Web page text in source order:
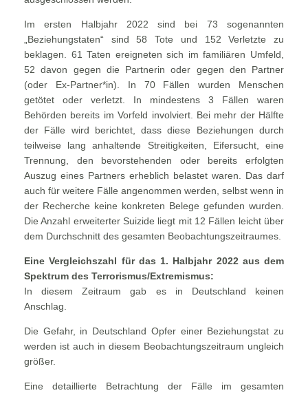
Im ersten Halbjahr 2022 sind bei 73 sogenannten
„Beziehungstaten“ sind 58 Tote und 152 Verletzte zu
beklagen. 61 Taten ereigneten sich im familiären Umfeld,
52 davon gegen die Partnerin oder gegen den Partner
(oder Ex-Partner*in). In 70 Fällen wurden Menschen
getötet oder verletzt. In mindestens 3 Fällen waren
Behörden bereits im Vorfeld involviert. Bei mehr der Hälfte
der Fälle wird berichtet, dass diese Beziehungen durch
teilweise lang anhaltende Streitigkeiten, Eifersucht, eine
Trennung, den bevorstehenden oder bereits erfolgten
Auszug eines Partners erheblich belastet waren. Das darf
auch für weitere Fälle angenommen werden, selbst wenn in
der Recherche keine konkreten Belege gefunden wurden.
Die Anzahl erweiterter Suizide liegt mit 12 Fällen leicht über
dem Durchschnitt des gesamten Beobachtungszeitraumes.
Eine Vergleichszahl für das 1. Halbjahr 2022 aus dem
Spektrum des Terrorismus/Extremismus:
In diesem Zeitraum gab es in Deutschland keinen
Anschlag.
Die Gefahr, in Deutschland Opfer einer Beziehungstat zu
werden ist auch in diesem Beobachtungszeitraum ungleich
größer.
Eine detaillierte Betrachtung der Fälle im gesamten